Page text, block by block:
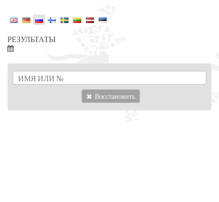
РЕЗУЛЬТАТЫ
Восстановить